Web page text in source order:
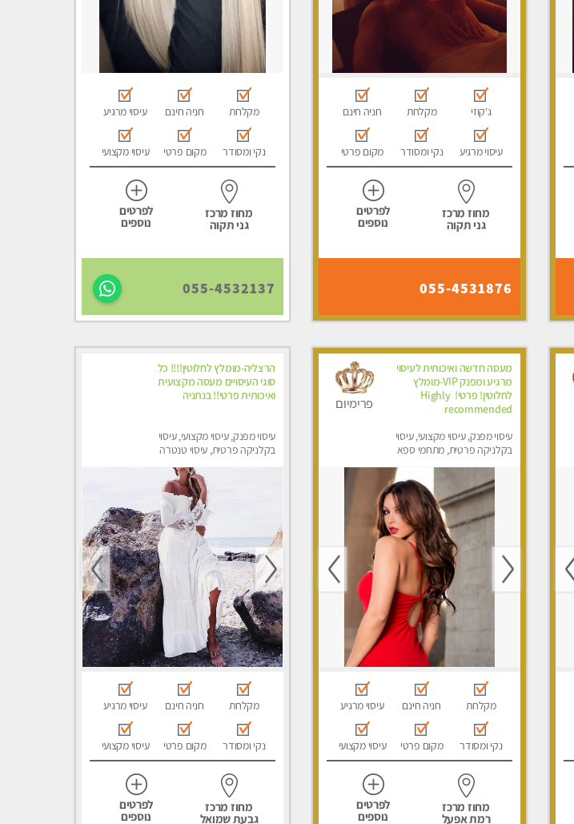
ג'קוזי מקלחת חניה חינם
עיסוי מרגיע נקי ומסודר מקום פרטי
מחוז מרכז
גני תקוה
לפרטים
נוספים
055-4531876
מקלחת חניה חינם עיסוי מרגיע
נקי ומסודר מקום פרטי עיסוי מקצועי
מחוז מרכז
גני תקוה
לפרטים
נוספים
055-4532137
מעסה חדשה ואיכותית לעיסוי
מרגיע ומפנק VIP-מומלץ
לחלוטין! פרטי! ​​​​​​ Highly
recommended
עיסוי מפנק, עיסוי מקצועי, עיסוי
בקלניקה פרטית, מתחמי ספא
פרימיום
מקלחת חניה חינם עיסוי מרגיע
נקי ומסודר מקום פרטי עיסוי מקצועי
מחוז מרכז
רמת אפעל
לפרטים
נוספים
הרצליה-מומלץ לחלוטין!!!! כל
סוגי העיסויים מעסה מקצועית
ואיכותית פרטי!! בנתניה
עיסוי מפנק, עיסוי מקצועי, עיסוי
בקלניקה פרטית, עיסוי טנטרה
מקלחת חניה חינם עיסוי מרגיע
נקי ומסודר מקום פרטי עיסוי מקצועי
מחוז מרכז
גבעת שמואל
לפרטים
נוספים